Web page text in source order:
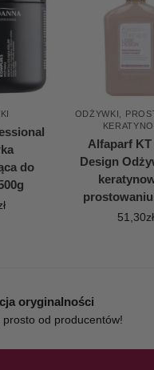
do
ODŻYWKI
Alfaparf KT
Design
prostowaniu
51,30zł
oryginalności
prosto od producentów!